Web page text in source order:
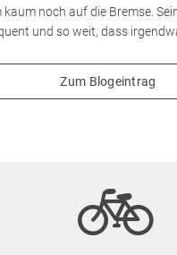
noch auf die Bremse.
und so weit, dass
Zum Blogeintrag